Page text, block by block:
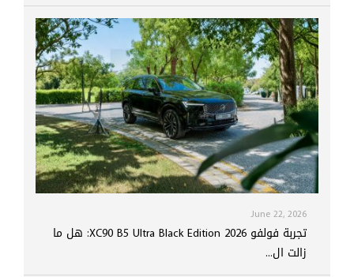
June 22, 2026
تجربة فولفو XC90 B5 Ultra Black Edition 2026: هل ما
زالت ال...